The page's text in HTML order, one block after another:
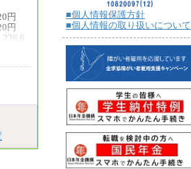
円
円
実施
合の
■個人情報保護方針
■個人情報の取り扱いについて